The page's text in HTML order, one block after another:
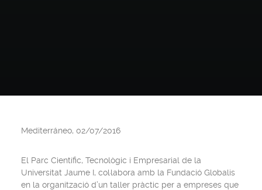
Mediterráneo, 02/07/2016
El Parc Científic, Tecnològic i Empresarial de la
Universitat Jaume I, col·labora amb la Fundació Globalis
en la organització d’un taller pràctic per a empreses que